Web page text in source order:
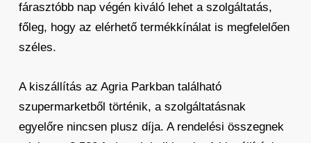
fárasztóbb nap végén kiváló lehet a szolgáltatás,
főleg, hogy az elérhető termékkínálat is megfelelően
széles.
A kiszállítás az Agria Parkban található
szupermarketből történik, a szolgáltatásnak
egyelőre nincsen plusz díja. A rendelési összegnek